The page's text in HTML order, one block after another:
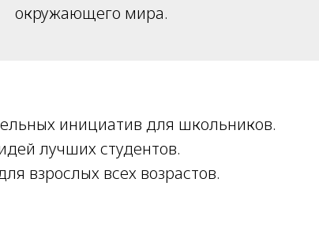
окружающего мира.
инициатив для школьников.
лучших студентов.
взрослых всех возрастов.